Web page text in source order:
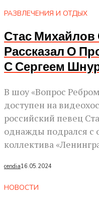
РАЗВЛЕЧЕНИЯ И ОТДЫХ
Стас
Рассказал О
С Сергеем
В шоу «Вопрос
доступен на
российский певец
однажды подрался с
коллектива
cendia16.05.2024
НОВОСТИ